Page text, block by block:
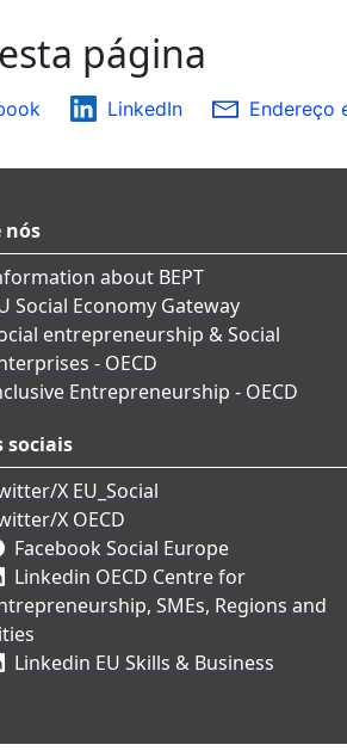
página
LinkedIn Endereço
nós
about BEPT
Social Economy Gateway
entrepreneurship & Social
- OECD
Entrepreneurship - OECD
sociais
X EU_Social
X OECD
Facebook Social Europe
Linkedin OECD Centre for
SMEs, Regions and
Linkedin EU Skills & Business